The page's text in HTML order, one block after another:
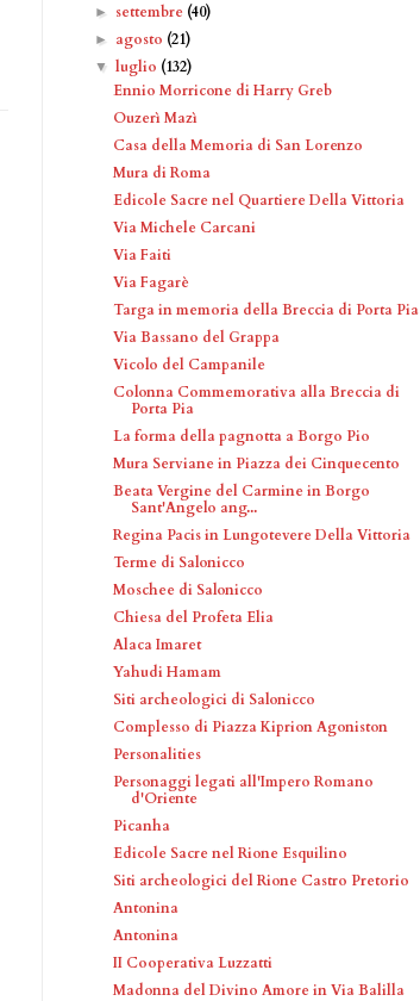
► settembre (40)
► agosto (21)
▼luglio (132)
Ennio Morricone di Harry Greb
Ouzerì Mazì
Casa della Memoria di San Lorenzo
Mura di Roma
Edicole Sacre nel Quartiere Della Vittoria
Via Michele Carcani
Via Faiti
Via Fagarè
Targa in memoria della Breccia di Porta Pia
Via Bassano del Grappa
Vicolo del Campanile
Colonna Commemorativa alla Breccia di
Porta Pia
La forma della pagnotta a Borgo Pio
Mura Serviane in Piazza dei Cinquecento
Beata Vergine del Carmine in Borgo
Sant'Angelo ang...
Regina Pacis in Lungotevere Della Vittoria
Terme di Salonicco
Moschee di Salonicco
Chiesa del Profeta Elia
Alaca Imaret
Yahudi Hamam
Siti archeologici di Salonicco
Complesso di Piazza Kiprion Agoniston
Personalities
Personaggi legati all'Impero Romano
d'Oriente
Picanha
Edicole Sacre nel Rione Esquilino
Siti archeologici del Rione Castro Pretorio
Antonina
Antonina
II Cooperativa Luzzatti
Madonna del Divino Amore in Via Balilla